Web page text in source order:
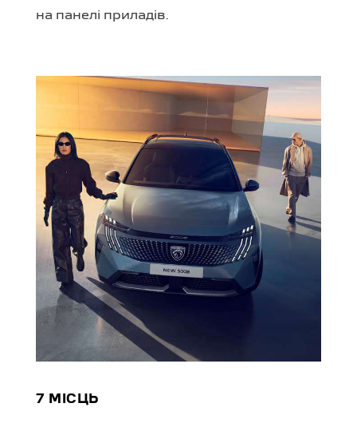
на панелі приладів.
7 МІСЦЬ